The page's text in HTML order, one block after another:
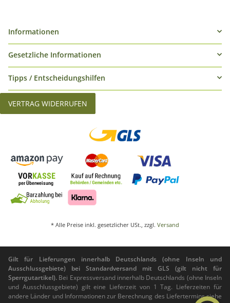
Informationen
Gesetzliche Informationen
Tipps / Entscheidungshilfen
VERTRAG WIDERRUFEN
* Alle Preise inkl. gesetzlicher USt., zzgl. Versand
Gilt für Lieferungen innerhalb Deutschlands (ohne Inseln und
Ausschlussgebiete) bei Standardversand mit GLS (gilt nicht für
Sperrgutartikel). Bei Expressversand innerhalb Deutschlands (ohne Inseln
und Ausschlussgebiete) gilt eine Lieferzeit von 1 Tag. Lieferzeiten für
andere Länder und Informationen zur Berechnung des Liefertermins siehe